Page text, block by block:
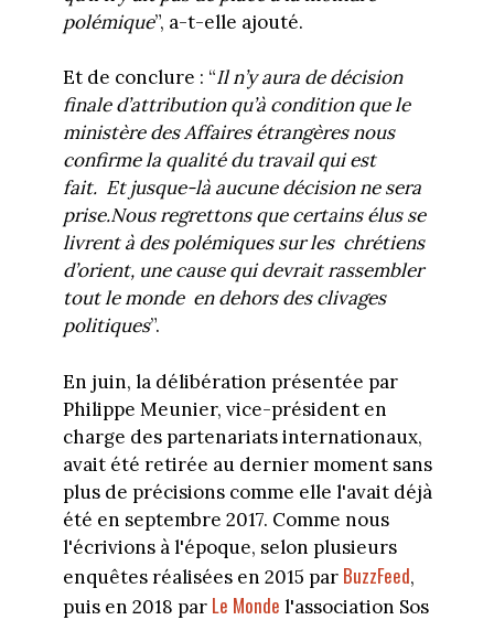
polémique”, a-t-elle ajouté.
Et de conclure : “Il n’y aura de décision
finale d’attribution qu’à condition que le
ministère des Affaires étrangères nous
confirme la qualité du travail qui est
fait. Et jusque-là aucune décision ne sera
prise.Nous regrettons que certains élus se
livrent à des polémiques sur les chrétiens
d’orient, une cause qui devrait rassembler
tout le monde en dehors des clivages
politiques”.
En juin, la délibération présentée par
Philippe Meunier, vice-président en
charge des partenariats internationaux,
avait été retirée au dernier moment sans
plus de précisions comme elle l'avait déjà
été en septembre 2017. Comme nous
l'écrivions à l'époque, selon plusieurs
enquêtes réalisées en 2015 par BuzzFeed,
puis en 2018 par Le Monde l'association Sos